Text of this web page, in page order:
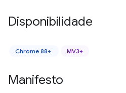
Disponibilidade
Chrome 88+ MV3+
Manifesto